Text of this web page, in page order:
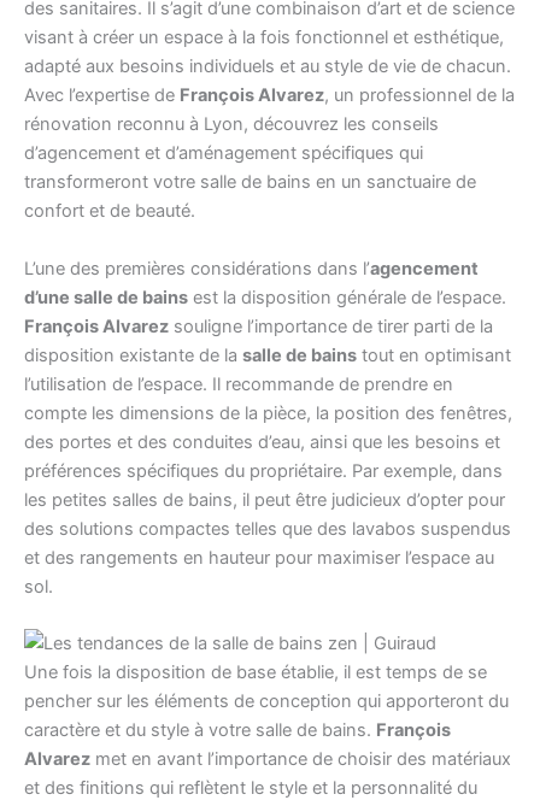
des sanitaires. Il s’agit d’une combinaison d’art et de science
visant à créer un espace à la fois fonctionnel et esthétique,
adapté aux besoins individuels et au style de vie de chacun.
Avec l’expertise de François Alvarez, un professionnel de la
rénovation reconnu à Lyon, découvrez les conseils
d’agencement et d’aménagement spécifiques qui
transformeront votre salle de bains en un sanctuaire de
confort et de beauté.
L’une des premières considérations dans l’agencement
d’une salle de bains est la disposition générale de l’espace.
François Alvarez souligne l’importance de tirer parti de la
disposition existante de la salle de bains tout en optimisant
l’utilisation de l’espace. Il recommande de prendre en
compte les dimensions de la pièce, la position des fenêtres,
des portes et des conduites d’eau, ainsi que les besoins et
préférences spécifiques du propriétaire. Par exemple, dans
les petites salles de bains, il peut être judicieux d’opter pour
des solutions compactes telles que des lavabos suspendus
et des rangements en hauteur pour maximiser l’espace au
sol.
Une fois la disposition de base établie, il est temps de se
pencher sur les éléments de conception qui apporteront du
caractère et du style à votre salle de bains. François
Alvarez met en avant l’importance de choisir des matériaux
et des finitions qui reflètent le style et la personnalité du